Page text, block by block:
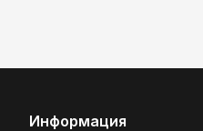
Информация